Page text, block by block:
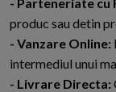
produc sau detin
- Vanzare Online:
intermediul unui
- Livrare Directa: